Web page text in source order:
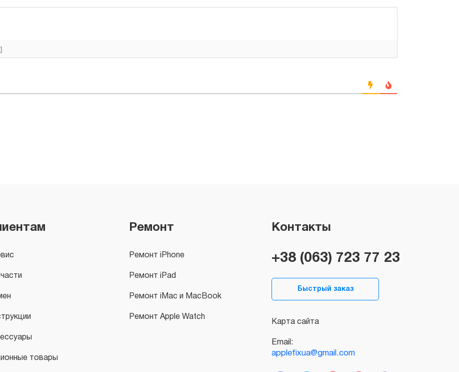
товары
Ремонт
Ремонт iPhone
Ремонт iPad
Ремонт iMac и MacBook
Ремонт Apple Watch
Контакты
+38 (063) 723 77 23
Быстрый заказ
Карта сайта
Email:
applefixua@gmail.com